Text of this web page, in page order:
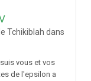
Tchikiblah dans
vous et vos
de l'epsilon a